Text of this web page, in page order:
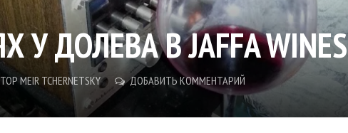
У ДОЛЕВА В JAFFA WINES
MEIR TCHERNETSKY ДОБАВИТЬ КОММЕНТАРИЙ